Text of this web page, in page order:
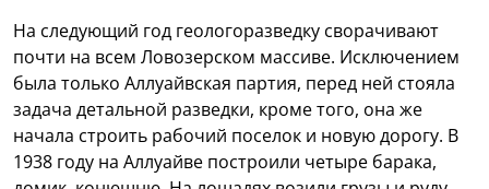
На следующий год геологоразведку сворачивают
почти на всем Ловозерском массиве. Исключением
была только Аллуайвская партия, перед ней стояла
задача детальной разведки, кроме того, она же
начала строить рабочий поселок и новую дорогу. В
1938 году на Аллуайве построили четыре барака,